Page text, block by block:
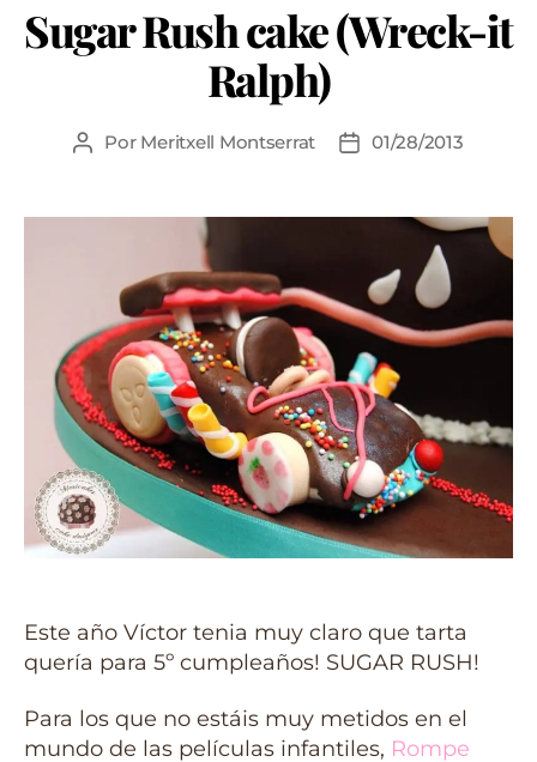
Sugar Rush cake (Wreck-it
Ralph)
Por Meritxell Montserrat 01/28/2013
Este año Víctor tenia muy claro que tarta
quería para 5º cumpleaños! SUGAR RUSH!
Para los que no estáis muy metidos en el
mundo de las películas infantiles, Rompe